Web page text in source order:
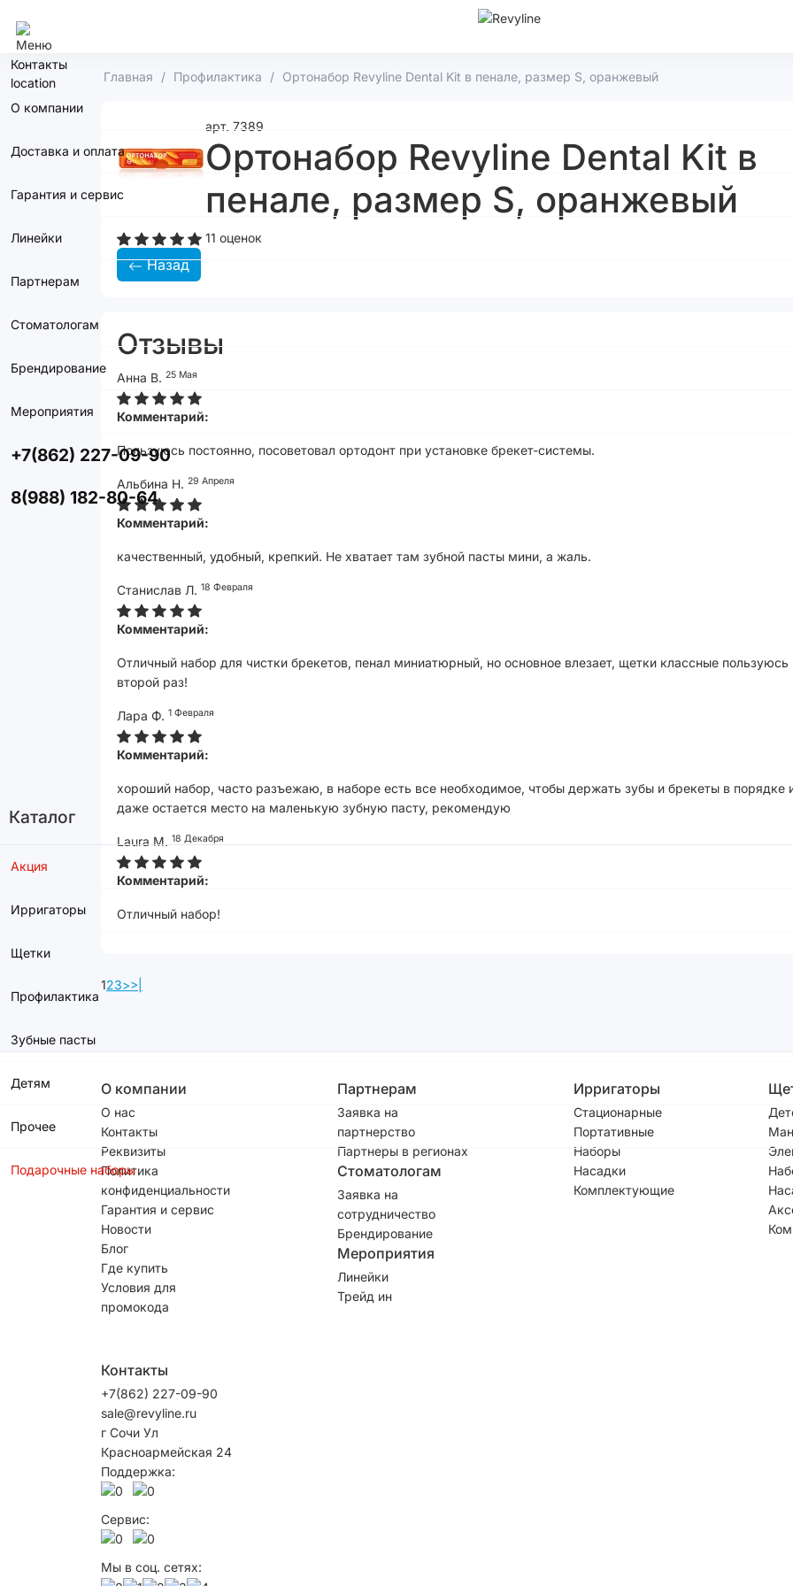
Контакты
О компании
Доставка и оплата
Гарантия и сервис
Линейки
Партнерам
Стоматологам
Брендирование
Мероприятия
+7(862) 227-09-90
8(988) 182-80-64
Каталог
Акция
Ирригаторы
Щетки
Профилактика
Зубные пасты
Детям
Прочее
Подарочные наборы
Главная Профилактика Ортонабор Revyline Dental Kit в пенале, размер S, оранжевый
арт. 7389
Ортонабор Revyline Dental Kit в
пенале, размер S, оранжевый
11 оценок
Назад
Отзывы
Анна В. 25 Мая
Комментарий:
Пользуюсь постоянно, посоветовал ортодонт при установке брекет-системы.
Альбина Н. 29 Апреля
Комментарий:
качественный, удобный, крепкий. Не хватает там зубной пасты мини, а жаль.
Станислав Л. 18 Февраля
Комментарий:
Отличный набор для чистки брекетов, пенал миниатюрный, но основное влезает, щетки классные пользуюсь
второй раз!
Лара Ф. 1 Февраля
Комментарий:
хороший набор, часто разъежаю, в наборе есть все необходимое, чтобы держать зубы и брекеты в порядке
даже остается место на маленькую зубную пасту, рекомендую
Laura M. 18 Декабря
Комментарий:
Отличный набор!
123>>|
О компании
О нас
Контакты
Реквизиты
Политика
конфиденциальности
Гарантия и сервис
Новости
Блог
Где купить
Условия для
промокода
Партнерам
Заявка на
партнерство
Партнеры в регионах
Стоматологам
Заявка на
сотрудничество
Брендирование
Мероприятия
Линейки
Трейд ин
Ирригаторы
Стационарные
Портативные
Наборы
Насадки
Комплектующие
Контакты
+7(862) 227-09-90
sale@revyline.ru
г Сочи Ул
Красноармейская 24
Поддержка:
Сервис:
Мы в соц. сетях: